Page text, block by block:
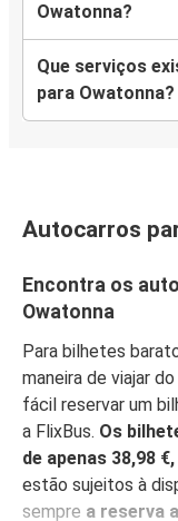
Owatonna?
Que serviços
para Owatonna?
Autocarros
Encontra os
Owatonna
Para bilhetes
maneira de viajar
fácil reservar um
a FlixBus. Os
de apenas 38,98 €,
estão sujeitos à
sempre a reserva